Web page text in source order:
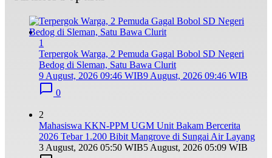
1
Terpergok Warga, 2 Pemuda Gagal Bobol SD Negeri
Bedog di Sleman, Satu Bawa Clurit
9 August, 2026 09:46 WIB9 August, 2026 09:46 WIB
0
2
Mahasiswa KKN-PPM UGM Unit Bakam Bercerita
2026 Tebar 1.200 Bibit Mangrove di Sungai Air Layang
3 August, 2026 05:50 WIB5 August, 2026 05:09 WIB